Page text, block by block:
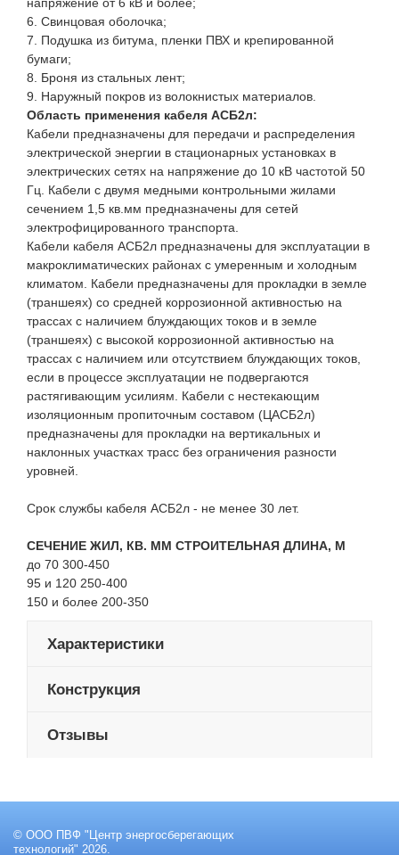
напряжение от 6 кВ и более;
6. Свинцовая оболочка;
7. Подушка из битума, пленки ПВХ и крепированной
бумаги;
8. Броня из стальных лент;
9. Наружный покров из волокнистых материалов.
Область применения кабеля АСБ2л:
Кабели предназначены для передачи и распределения
электрической энергии в стационарных установках в
электрических сетях на напряжение до 10 кВ частотой 50
Гц. Кабели с двумя медными контрольными жилами
сечением 1,5 кв.мм предназначены для сетей
электрофицированного транспорта.
Кабели кабеля АСБ2л предназначены для эксплуатации в
макроклиматических районах с умеренным и холодным
климатом. Кабели предназначены для прокладки в земле
(траншеях) со средней коррозионной активностью на
трассах с наличием блуждающих токов и в земле
(траншеях) с высокой коррозионной активностью на
трассах с наличием или отсутствием блуждающих токов,
если в процессе эксплуатации не подвергаются
растягивающим усилиям. Кабели с нестекающим
изоляционным пропиточным составом (ЦАСБ2л)
предназначены для прокладки на вертикальных и
наклонных участках трасс без ограничения разности
уровней.
Срок службы кабеля АСБ2л - не менее 30 лет.
СЕЧЕНИЕ ЖИЛ, КВ. ММ СТРОИТЕЛЬНАЯ ДЛИНА, М
до 70 300-450
95 и 120 250-400
150 и более 200-350
Характеристики
Конструкция
Отзывы
© ООО ПВФ "Центр энергосберегающих
технологий" 2026.